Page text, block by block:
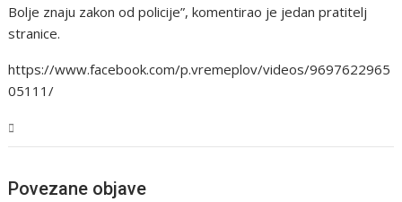
Bolje znaju zakon od policije”, komentirao je jedan pratitelj
stranice.
https://www.facebook.com/p.vremeplov/videos/9697622965
05111/
Povezane objave